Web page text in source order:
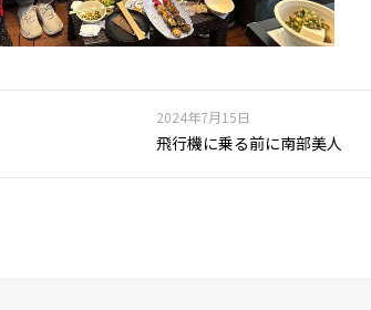
2024年7月15日
飛行機に乗る前に南部美人